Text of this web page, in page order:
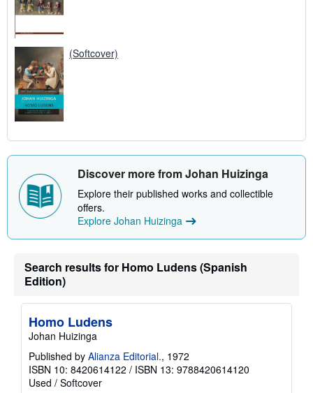
(Softcover)
Discover more from Johan Huizinga
Explore their published works and collectible
offers.
Explore Johan Huizinga
Search results for Homo Ludens (Spanish
Edition)
Homo Ludens
Johan Huizinga
Published by Alianza Editorial., 1972
ISBN 10: 8420614122 / ISBN 13: 9788420614120
Used / Softcover